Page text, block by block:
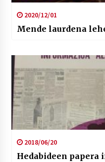
2020/12/01
Mende laurdena
2018/06/20
Hedabideen